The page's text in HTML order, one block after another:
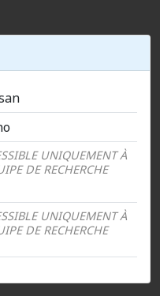
UNIQUEMENT À
DE RECHERCHE
UNIQUEMENT À
DE RECHERCHE